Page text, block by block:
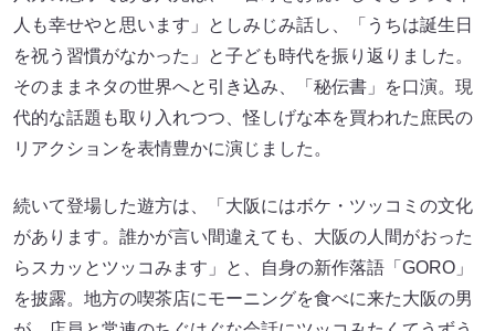
ずする様子をおもしろおかしく表現しました。